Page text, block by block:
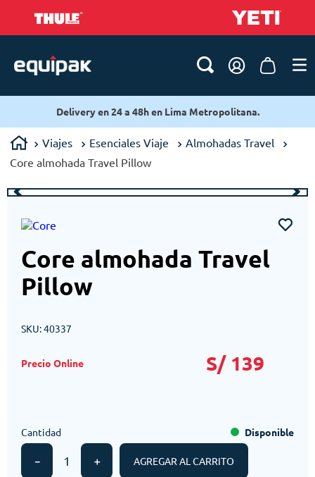
Delivery en 24 a 48h en Lima Metropolitana.
Viajes Esenciales Viaje
Almohadas Travel
Core almohada Travel Pillow
Core almohada Travel
Pillow
SKU:40337
S/ 139
Cantidad
＋
－
Disponible
AGREGAR AL CARRITO